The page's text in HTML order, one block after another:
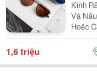
Kính
Và
Hoặc Các
Thương Hiệu:
1,6 triệu